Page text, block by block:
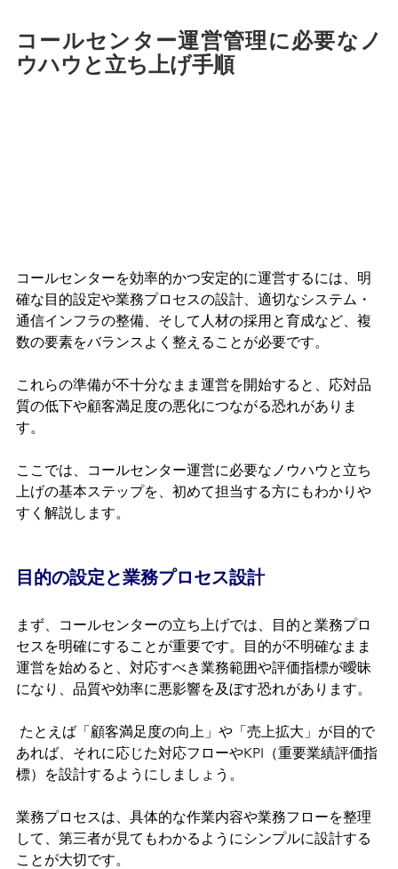
コールセンター運営管理に必要なノ
ウハウと立ち上げ手順
コールセンターを効率的かつ安定的に運営するには、明
確な目的設定や業務プロセスの設計、適切なシステム・
通信インフラの整備、そして人材の採用と育成など、複
数の要素をバランスよく整えることが必要です。
これらの準備が不十分なまま運営を開始すると、応対品
質の低下や顧客満足度の悪化につながる恐れがありま
す。
ここでは、コールセンター運営に必要なノウハウと立ち
上げの基本ステップを、初めて担当する方にもわかりや
すく解説します。
目的の設定と業務プロセス設計
まず、コールセンターの立ち上げでは、目的と業務プロ
セスを明確にすることが重要です。目的が不明確なまま
運営を始めると、対応すべき業務範囲や評価指標が曖昧
になり、品質や効率に悪影響を及ぼす恐れがあります。
たとえば「顧客満足度の向上」や「売上拡大」が目的で
あれば、それに応じた対応フローやKPI（重要業績評価指
標）を設計するようにしましょう。
業務プロセスは、具体的な作業内容や業務フローを整理
して、第三者が見てもわかるようにシンプルに設計する
ことが大切です。